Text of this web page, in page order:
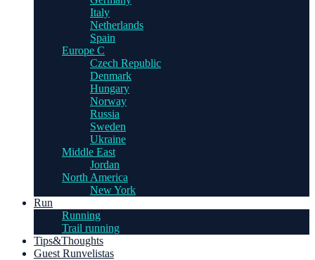
Italy
Netherlands
Spain
Europe C
Czech Republic
Denmark
Hungary
Norway
Russia
Sweden
Ukraine
Middle East
Jordan
North America
New York
Run
Running
Trail running
Tips&Thoughts
Guest Runvelistas